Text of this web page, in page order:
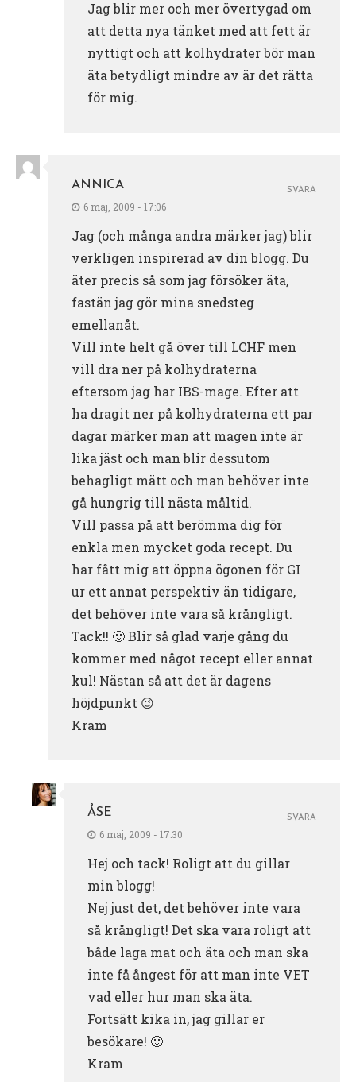
Jag blir mer och mer övertygad om
att detta nya tänket med att fett är
nyttigt och att kolhydrater bör man
äta betydligt mindre av är det rätta
för mig.
ANNICA
6 maj, 2009 - 17:06
Jag (och många andra märker jag) blir
verkligen inspirerad av din blogg. Du
äter precis så som jag försöker äta,
fastän jag gör mina snedsteg
emellanåt.
Vill inte helt gå över till LCHF men
vill dra ner på kolhydraterna
eftersom jag har IBS-mage. Efter att
ha dragit ner på kolhydraterna ett par
dagar märker man att magen inte är
lika jäst och man blir dessutom
behagligt mätt och man behöver inte
gå hungrig till nästa måltid.
Vill passa på att berömma dig för
enkla men mycket goda recept. Du
har fått mig att öppna ögonen för GI
ur ett annat perspektiv än tidigare,
det behöver inte vara så krångligt.
Tack!! 🙂 Blir så glad varje gång du
kommer med något recept eller annat
kul! Nästan så att det är dagens
höjdpunkt 😉
Kram
SVARA
ÅSE
6 maj, 2009 - 17:30
Hej och tack! Roligt att du gillar
min blogg!
Nej just det, det behöver inte vara
så krångligt! Det ska vara roligt att
både laga mat och äta och man ska
inte få ångest för att man inte VET
vad eller hur man ska äta.
Fortsätt kika in, jag gillar er
besökare! 🙂
Kram
SVARA